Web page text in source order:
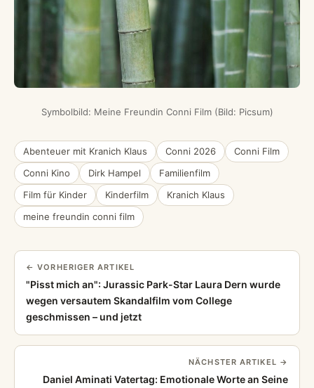
Symbolbild: Meine Freundin Conni Film (Bild: Picsum)
Abenteuer mit Kranich Klaus Conni 2026
Conni Film
Conni Kino
Dirk Hampel
Familienfilm
Film für Kinder
Kinderfilm
Kranich Klaus
meine freundin conni film
← VORHERIGER ARTIKEL
"Pisst mich an": Jurassic Park-Star Laura Dern wurde
wegen versautem Skandalfilm vom College
geschmissen – und jetzt
NÄCHSTER ARTIKEL →
Daniel Aminati Vatertag: Emotionale Worte an Seine